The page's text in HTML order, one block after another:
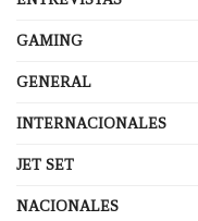
GAMING
GENERAL
INTERNACIONALES
JET SET
NACIONALES